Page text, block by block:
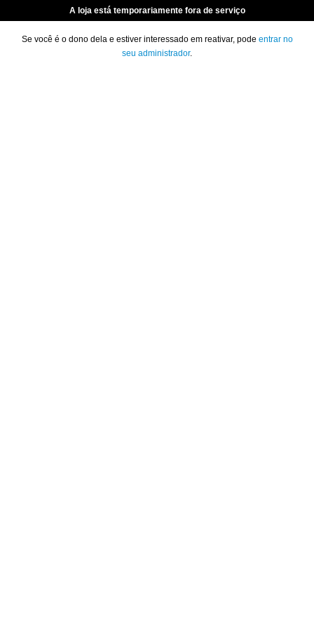
A loja está temporariamente fora de serviço
Se você é o dono dela e estiver interessado em reativar, pode entrar no
seu administrador.